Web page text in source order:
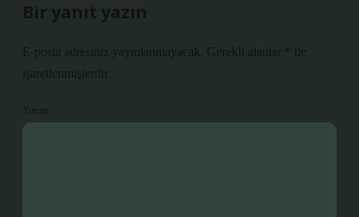
Bir yanıt yazın
E-posta adresiniz yayınlanmayacak. Gerekli alanlar
ile
işaretlenmişlerdir
Yorum